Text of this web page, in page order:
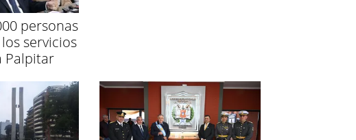
personas
servicios
Palpitar